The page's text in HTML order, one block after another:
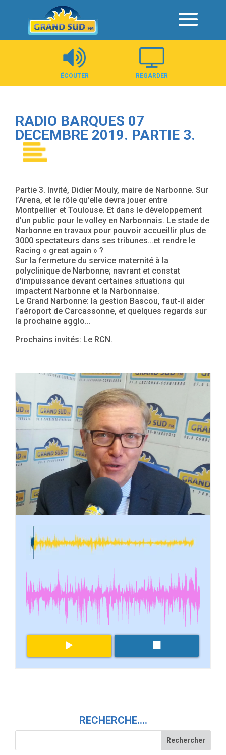
Panneau de gestion des cookies
ÉCOUTER REGARDER
RADIO BARQUES 07
DECEMBRE 2019. PARTIE 3.
Partie 3. Invité, Didier Mouly, maire de Narbonne. Sur
l’Arena, et le rôle qu’elle devra jouer entre
Montpellier et Toulouse. Et dans le développement
d’un public pour le volley en Narbonnais. Le stade de
Narbonne en travaux pour pouvoir accueillir plus de
3000 spectateurs dans ses tribunes…et rendre le
Racing « great again » ?
Sur la fermeture du service maternité à la
polyclinique de Narbonne; navrant et constat
d’impuissance devant certaines situations qui
impactent Narbonne et la Narbonnaise.
Le Grand Narbonne: la gestion Bascou, faut-il aider
l’aéroport de Carcassonne, et quelques regards sur
la prochaine agglo…
Prochains invités: Le RCN.
RECHERCHE….